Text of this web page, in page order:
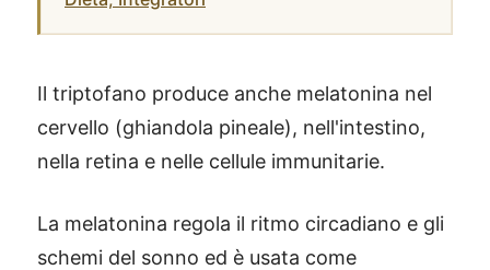
Il triptofano produce anche melatonina nel
cervello (ghiandola pineale), nell'intestino,
nella retina e nelle cellule immunitarie.
La melatonina regola il ritmo circadiano e gli
schemi del sonno ed è usata come